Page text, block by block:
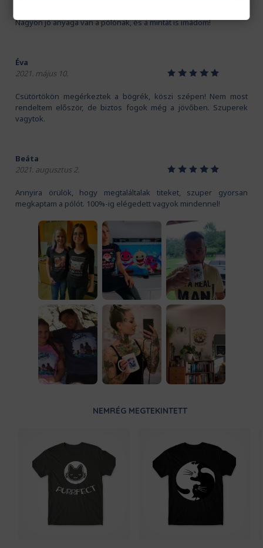
Nagyon jó anyaga van a pólónak, és a mintát is imádom!
Éva
2021. május 10.
12345
Csütörtökön megérkeztek a bögrék, köszi szépen! Nem most
rendeltem először, de biztos fogok még a jövőben. Szuperek
vagytok.
Beáta
2021. augusztus 2.
12345
Annyira örülök, hogy megtaláltalak titeket, szuper gyorsan
megkaptam a pólót. 100%-ig elégedett vagyok mindennel!
NEMRÉG MEGTEKINTETT